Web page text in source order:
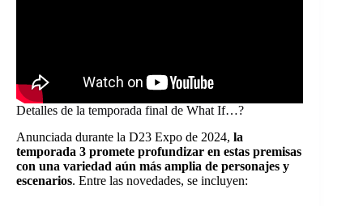
Detalles de la temporada final de What If…?
Anunciada durante la D23 Expo de 2024, la
temporada 3 promete profundizar en estas premisas
con una variedad aún más amplia de personajes y
escenarios. Entre las novedades, se incluyen: